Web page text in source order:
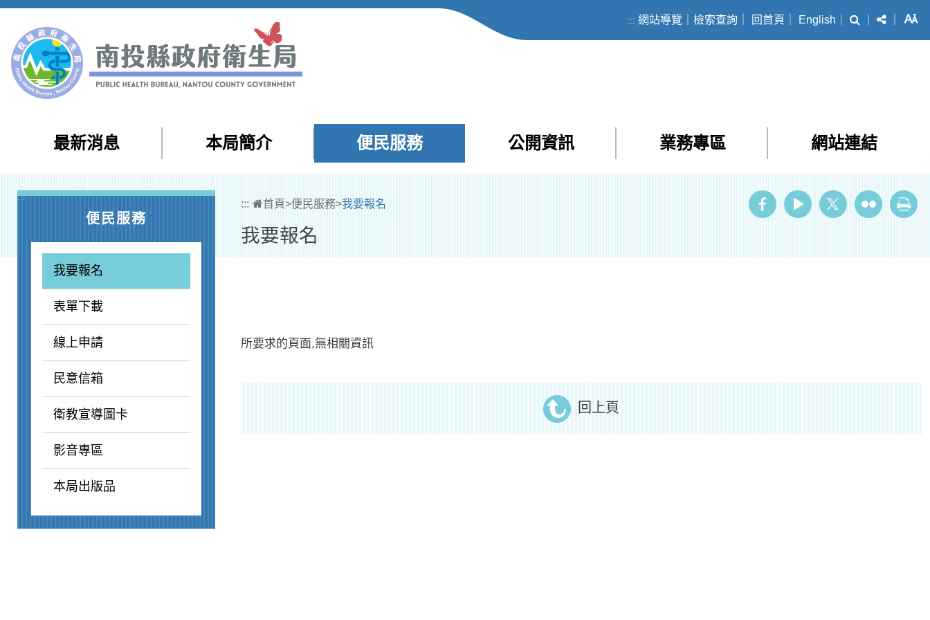
跳到主要內容區塊
::: 網站導覽 檢索查詢 回首頁 English 搜尋 分享
最新消息 本局簡介 便民服務 公開資訊 業務專區 網站連結
:::
便民服務
我要報名
表單下載
線上申請
民意信箱
衛教宣導圖卡
影音專區
本局出版品
::: 首頁>便民服務>我要報名
我要報名
所要求的頁面,無相關資訊
回上頁